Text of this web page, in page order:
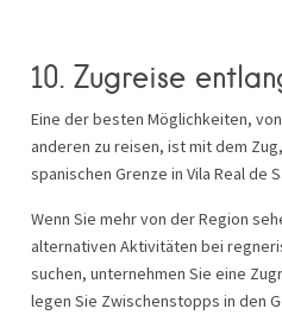
10. Zugreise
Eine der besten Möglichkeiten,
anderen zu reisen, ist mit dem
spanischen Grenze in Vila Real de
Wenn Sie mehr von der Region
alternativen Aktivitäten bei
suchen, unternehmen Sie eine
legen Sie Zwischenstopps in den